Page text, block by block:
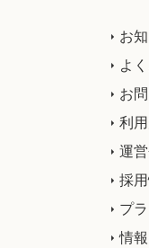
お
よ
お
利
運
採
プ
情